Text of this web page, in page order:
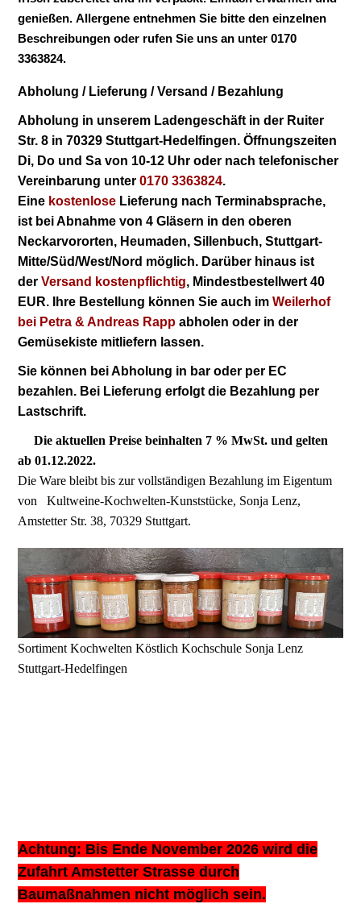
genießen.Allergene entnehmen Sie bitte den einzelnen
Beschreibungen oder rufen Sie uns an unter 0170
3363824.
Abholung / Lieferung / Versand / Bezahlung
Abholung in unserem Ladengeschäft in der Ruiter
Str. 8 in 70329 Stuttgart-Hedelfingen. Öffnungszeiten
Di, Do und Sa von 10-12 Uhr oder nach telefonischer
Vereinbarung unter0170 3363824.
Eine kostenlose Lieferung nach Terminabsprache,
ist bei Abnahme von 4 Gläsern in den oberen
Neckarvororten, Heumaden, Sillenbuch, Stuttgart-
Mitte/Süd/West/Nord möglich. Darüber hinaus ist
derVersand kostenpflichtig, Mindestbestellwert 40
EUR. Ihre Bestellung können Sie auch imWeilerhof
bei Petra & Andreas Rappabholen oder in der
Gemüsekiste mitliefern lassen.
Sie können bei Abholung in bar oder per EC
bezahlen. Bei Lieferung erfolgt die Bezahlung per
Lastschrift.
Die aktuellen Preise beinhalten 7 % MwSt. und gelten
ab 01.12.2022.
Die Ware bleibt bis zur vollständigen Bezahlung im Eigentum
von Kultweine-Kochwelten-Kunststücke, Sonja Lenz,
Amstetter Str. 38, 70329 Stuttgart.
Sortiment Kochwelten Köstlich Kochschule Sonja Lenz
Stuttgart-Hedelfingen
Achtung: Bis Ende November 2026 wird die
Zufahrt Amstetter Strasse durch
Baumaßnahmen nicht möglich sein.